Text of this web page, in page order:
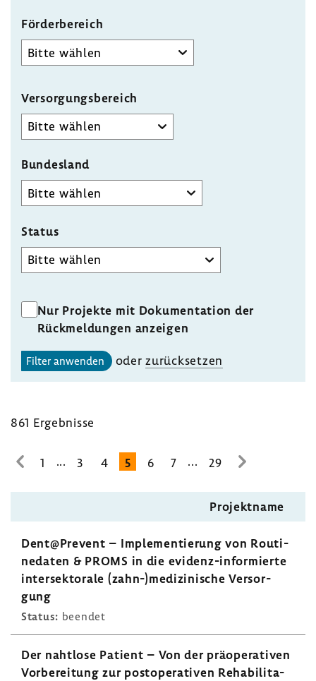
Förder­be­reich
Förderbereich
Versorgungsbereich
Bundesland
Status
Status
Nur Projekte mit Dokumentation der
Rückmeldungen anzeigen
Filter anwenden oderzurück­setzen
861 Ergeb­nisse
zur
1 ... 3 4 5 6 7 ... 29
zur
Seite
Projekt­name
Dent@Prevent – Imple­men­tie­rung von Routi­
ne­daten & PROMS in die evidenz-​informierte
inter­sek­to­rale (zahn-)medi­zi­ni­sche Versor­
gung
Status: beendet
Der naht­lose Patient – Von der präope­ra­tiven
Vorbe­rei­tung zur post­ope­ra­tiven Reha­bi­li­ta­